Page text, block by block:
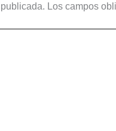
Los campos